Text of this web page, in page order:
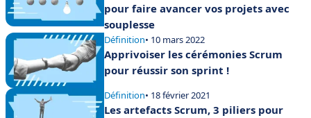
pour faire avancer vos projets avec
souplesse
Définition• 10 mars 2022
Apprivoiser les cérémonies Scrum
pour réussir son sprint !
Définition• 18 février 2021
Les artefacts Scrum, 3 piliers pour